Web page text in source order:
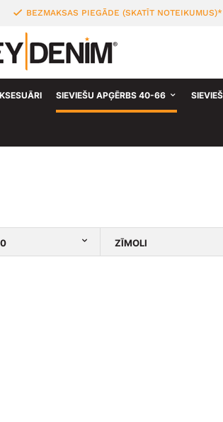
BEZMAKSAS PIEGĀDE (SKATĪT NOTEIKUMUS)*
SIEVIEŠU APĢĒRBS 40-66
ZĪMOLI